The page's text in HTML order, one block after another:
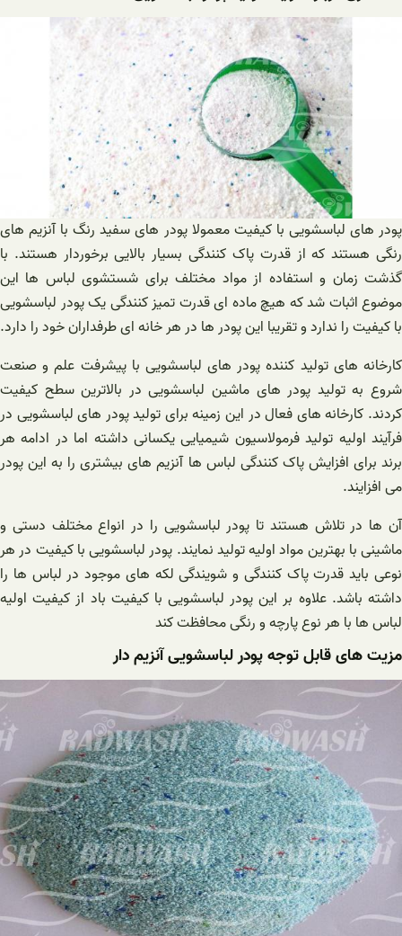
پودر های لباسشویی با کیفیت معمولا پودر های سفید رنگ با آنزیم های
رنگی هستند که از قدرت پاک کنندگی بسیار بالایی برخوردار هستند. با
گذشت زمان و استفاده از مواد مختلف برای شستشوی لباس ها این
موضوع اثبات شد که هیچ ماده ای قدرت تمیز کنندگی یک پودر لباسشویی
با کیفیت را ندارد و تقریبا این پودر ها در هر خانه ای طرفداران خود را دارد.
کارخانه های تولید کننده پودر های لباسشویی با پیشرفت علم و صنعت
شروع به تولید پودر های ماشین لباسشویی در بالاترین سطح کیفیت
کردند. کارخانه های فعال در این زمینه برای تولید پودر های لباسشویی در
فرآیند اولیه تولید فرمولاسیون شیمیایی یکسانی داشته اما در ادامه هر
برند برای افزایش پاک کنندگی لباس ها آنزیم های بیشتری را به این پودر
می افزایند.
آن ها در تلاش هستند تا پودر لباسشویی را در انواع مختلف دستی و
ماشینی با بهترین مواد اولیه تولید نمایند. پودر لباسشویی با کیفیت در هر
نوعی باید قدرت پاک کنندگی و شویندگی لکه های موجود در لباس ها را
داشته باشد. علاوه بر این پودر لباسشویی با کیفیت باد از کیفیت اولیه
لباس ها با هر نوع پارچه و رنگی محافظت کند
مزیت های قابل توجه پودر لباسشویی آنزیم دار